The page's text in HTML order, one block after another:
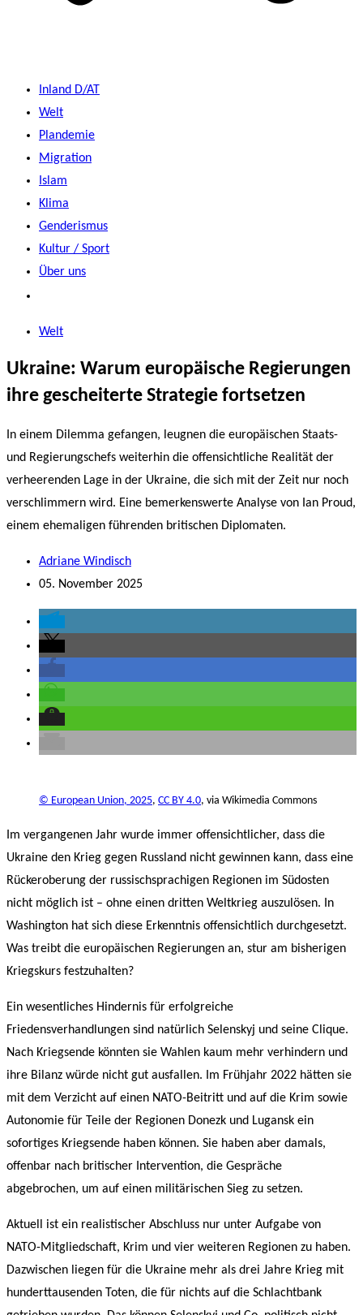
Inland D/AT
Welt
Plandemie
Migration
Islam
Klima
Genderismus
Kultur / Sport
Über uns
Welt
Ukraine: Warum europäische Regierungen
ihre gescheiterte Strategie fortsetzen
In einem Dilemma gefangen, leugnen die europäischen Staats-
und Regierungschefs weiterhin die offensichtliche Realität der
verheerenden Lage in der Ukraine, die sich mit der Zeit nur noch
verschlimmern wird. Eine bemerkenswerte Analyse von Ian Proud,
einem ehemaligen führenden britischen Diplomaten.
Adriane Windisch
05. November 2025
© European Union, 2025, CC BY 4.0, via Wikimedia Commons
Im vergangenen Jahr wurde immer offensichtlicher, dass die
Ukraine den Krieg gegen Russland nicht gewinnen kann, dass eine
Rückeroberung der russischsprachigen Regionen im Südosten
nicht möglich ist – ohne einen dritten Weltkrieg auszulösen. In
Washington hat sich diese Erkenntnis offensichtlich durchgesetzt.
Was treibt die europäischen Regierungen an, stur am bisherigen
Kriegskurs festzuhalten?
Ein wesentliches Hindernis für erfolgreiche
Friedensverhandlungen sind natürlich Selenskyj und seine Clique.
Nach Kriegsende könnten sie Wahlen kaum mehr verhindern und
ihre Bilanz würde nicht gut ausfallen. Im Frühjahr 2022 hätten sie
mit dem Verzicht auf einen NATO-Beitritt und auf die Krim sowie
Autonomie für Teile der Regionen Donezk und Lugansk ein
sofortiges Kriegsende haben können. Sie haben aber damals,
offenbar nach britischer Intervention, die Gespräche
abgebrochen, um auf einen militärischen Sieg zu setzen.
Aktuell ist ein realistischer Abschluss nur unter Aufgabe von
NATO-Mitgliedschaft, Krim und vier weiteren Regionen zu haben.
Dazwischen liegen für die Ukraine mehr als drei Jahre Krieg mit
hunderttausenden Toten, die für nichts auf die Schlachtbank